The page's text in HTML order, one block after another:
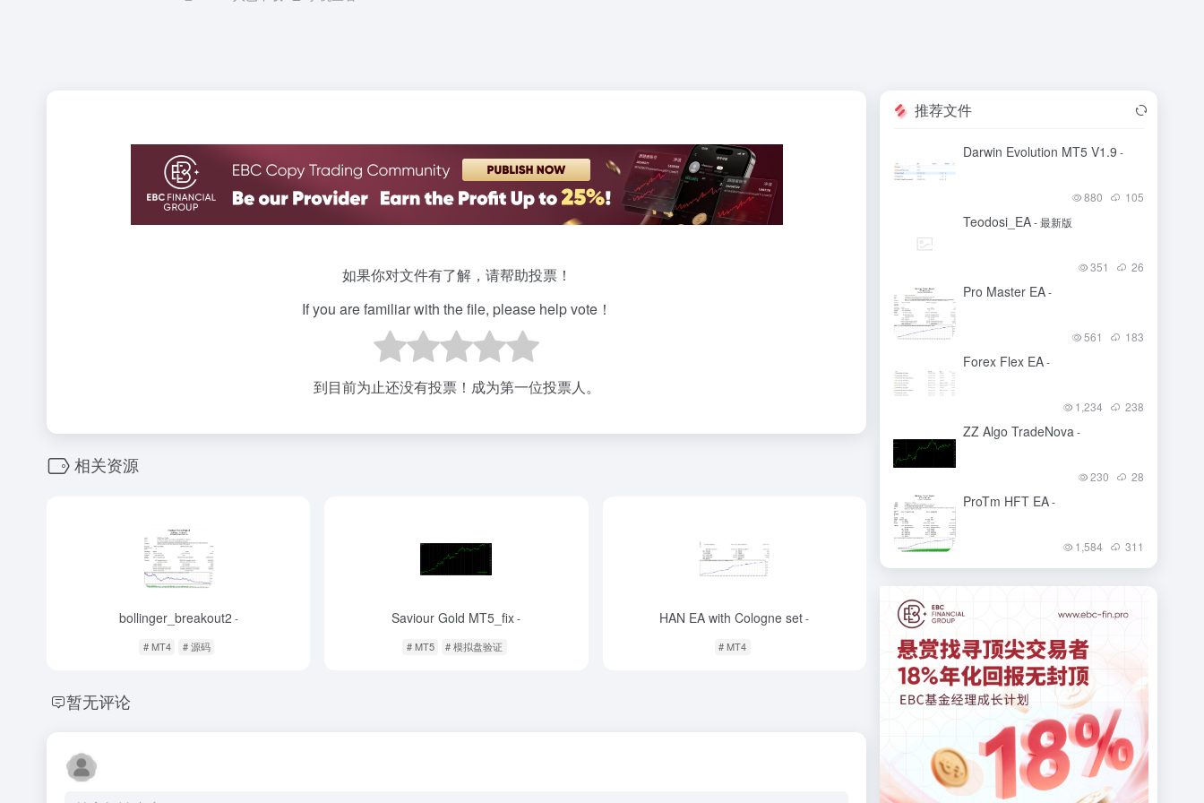
如果你对文件有了解，请帮助投票！
If you are familiar with the file, please help vote！
到目前为止还没有投票！成为第一位投票人。
相关资源
bollinger_breakout2 -
# MT4 # 源码
Saviour Gold MT5_fix-
# MT5 # 模拟盘验证
HAN EA with Cologne set-
# MT4
暂无评论
推荐文件
Darwin Evolution MT5 V1.9 -
880 105
Teodosi_EA- 最新版
351 26
Pro Master EA-
561 183
Forex Flex EA-
1,234 238
ZZ Algo TradeNova-
230 28
ProTm HFT EA-
1,584 311